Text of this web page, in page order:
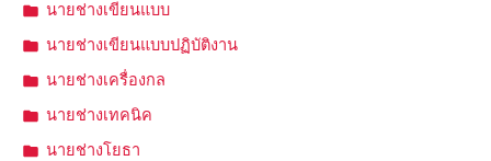
นายช่างเขียนแบบ
นายช่างเขียนแบบปฏิบัติงาน
นายช่างเครื่องกล
นายช่างเทคนิค
นายช่างโยธา